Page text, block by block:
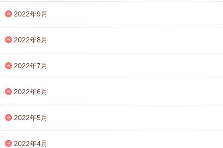
2022年9月
2022年8月
2022年7月
2022年6月
2022年5月
2022年4月